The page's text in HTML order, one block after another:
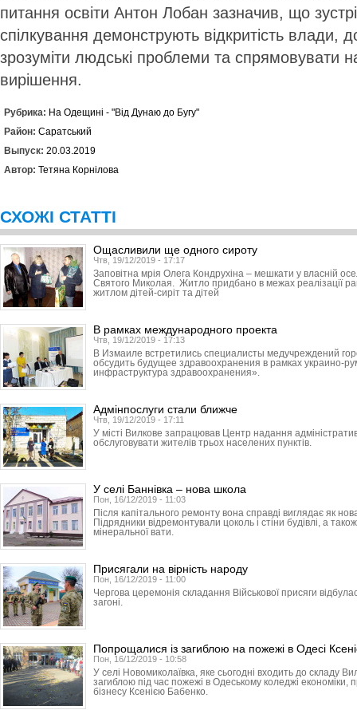
питання освіти Антон Лобан зазначив, що
спілкування демонструють відкритість влади,
зрозуміти людські проблеми та спрямовувати
вирішення.
Рубрика: На Одещині - "Від Дунаю до Бугу"
Район: Саратський
Выпуск: 20.03.2019
Автор: Тетяна Корнілова
СХОЖІ СТАТТІ
Ощасливили ще одного сироту
Чтв, 19/12/2019 - 17:17
Заповітна мрія Олега Кондрухіна – мешкати у власній
Святого Миколая. Житло придбано в межах реалізації
житлом дітей-сиріт та дітей
В рамках международного проекта
Чтв, 19/12/2019 - 17:13
В Измаиле встретились специалисты медучреждений
обсудить будущее здравоохранения в рамках украино-
инфраструктура здравоохранения».
Адмінпослуги стали ближче
Чтв, 19/12/2019 - 17:11
У місті Вилкове запрацював Центр надання
обслуговувати жителів трьох населених пунктів.
У селі Баннівка – нова школа
Пон, 16/12/2019 - 11:03
Після капітального ремонту вона справді виглядає як
Підрядники відремонтували цоколь і стіни будівлі, а
мінеральної вати.
Присягали на вірність народу
Пон, 16/12/2019 - 11:00
Чергова церемонія складання Військової присяги
загоні.
Попрощалися із загиблою на пожежі в Одесі
Пон, 16/12/2019 - 10:58
У селі Новомиколаївка, яке сьогодні входить до складу
загиблою під час пожежі в Одеському коледжі економіки,
бізнесу Ксенією Бабенко.